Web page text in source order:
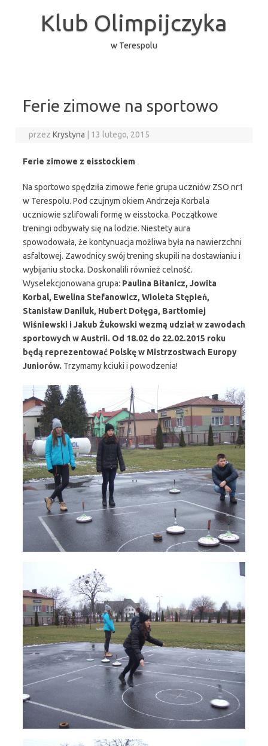
Klub Olimpijczyka
w Terespolu
Ferie zimowe na sportowo
przezKrystyna 13 lutego, 2015
Ferie zimowe z eisstockiem
Na sportowo spędziła zimowe ferie grupa uczniów ZSO nr1
w Terespolu. Pod czujnym okiem Andrzeja Korbala
uczniowie szlifowali formę w eisstocka. Początkowe
treningi odbywały się na lodzie. Niestety aura
spowodowała, że kontynuacja możliwa była na nawierzchni
asfaltowej. Zawodnicy swój trening skupili na dostawianiu i
wybijaniu stocka. Doskonalili również celność.
Wyselekcjonowana grupa: Paulina Biłanicz, Jowita
Korbal, Ewelina Stefanowicz, Wioleta Stępień,
Stanisław Daniluk, Hubert Dołęga, Bartłomiej
Wiśniewski i Jakub Żukowski wezmą udział w zawodach
sportowych w Austrii. Od 18.02 do 22.02.2015 roku
będą reprezentować Polskę w Mistrzostwach Europy
Juniorów. Trzymamy kciuki i powodzenia!